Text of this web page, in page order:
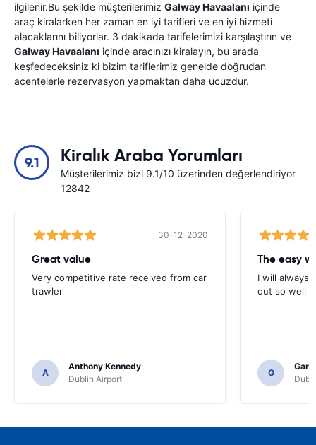
ilgilenir.Bu şekilde müşterilerimiz Galway Havaalanı içinde
araç kiralarken her zaman en iyi tarifleri ve en iyi hizmeti
alacaklarını biliyorlar. 3 dakikada tarifelerimizi karşılaştırın ve
Galway Havaalanı içinde aracınızı kiralayın, bu arada
keşfedeceksiniz ki bizim tariflerimiz genelde doğrudan
acentelerle rezervasyon yapmaktan daha ucuzdur.
9.1 Kiralık Araba Yorumları
Müşterilerimiz bizi 9.1/10 üzerinden değerlendiriyor
12842
30-12-2020
Great value
Very competitive rate received from car
trawler
A
Anthony Kennedy
Dublin Airport
I will always
out so well
G
Gary